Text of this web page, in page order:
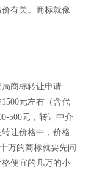
有关。商标就像
商标转让申请
元左右（含代
500元，转让中介
让价格中，价格
万的商标就要先问
便宜的几万的小